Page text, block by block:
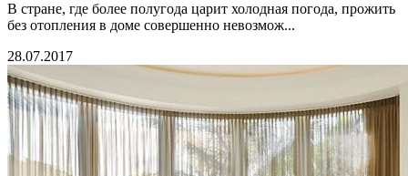
В стране, где более полугода царит холодная погода, прожить
без отопления в доме совершенно невозмож...
28.07.2017